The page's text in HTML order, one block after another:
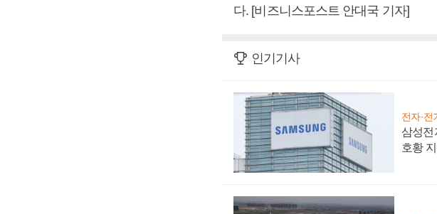
다. [비즈니스포스트 안대국 기자]
인기기사
전자·전
삼성전
호황